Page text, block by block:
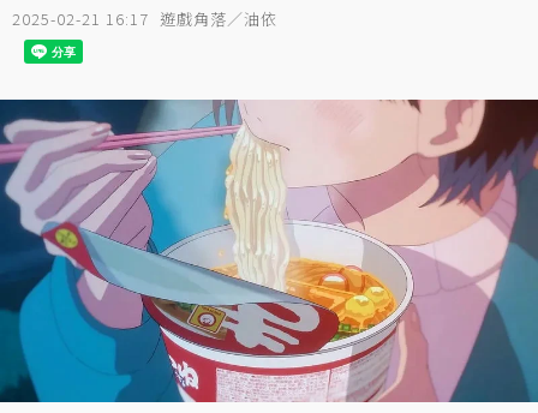
2025-02-21 16:17 遊戲角落／油依